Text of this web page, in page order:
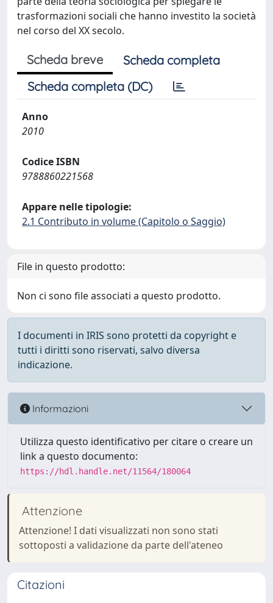
trasformazioni sociali che hanno investito la società
nel corso del XX secolo.
Scheda breve
Scheda completa
Scheda completa (DC)
Anno
2010
Codice ISBN
9788860221568
Appare nelle tipologie:
2.1 Contributo in volume (Capitolo o Saggio)
File in questo prodotto:
Non ci sono file associati a questo prodotto.
I documenti in IRIS sono protetti da copyright e
tutti i diritti sono riservati, salvo diversa
indicazione.
Informazioni
Utilizza questo identificativo per citare o creare un
link a questo documento:
https://hdl.handle.net/11564/180064
Attenzione
Attenzione! I dati visualizzati non sono stati
sottoposti a validazione da parte dell'ateneo
Citazioni